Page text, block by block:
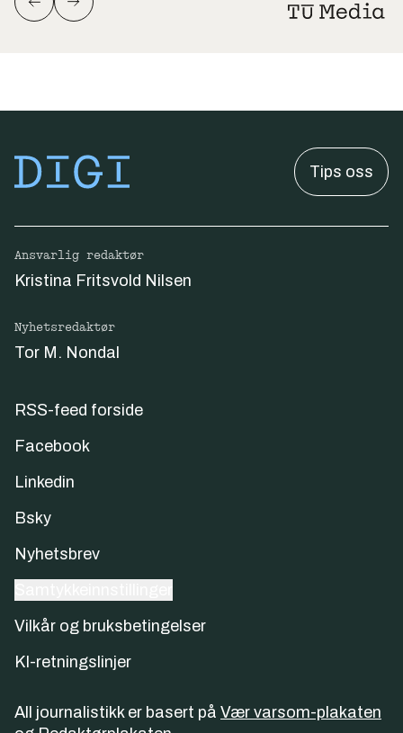
Tips oss
Ansvarlig redaktør
Kristina Fritsvold Nilsen
Nyhetsredaktør
Tor M. Nondal
RSS-feed forside
Facebook
Linkedin
Bsky
Nyhetsbrev
Vilkår og bruksbetingelser
KI-retningslinjer
All journalistikk er basert på Vær varsom-plakaten